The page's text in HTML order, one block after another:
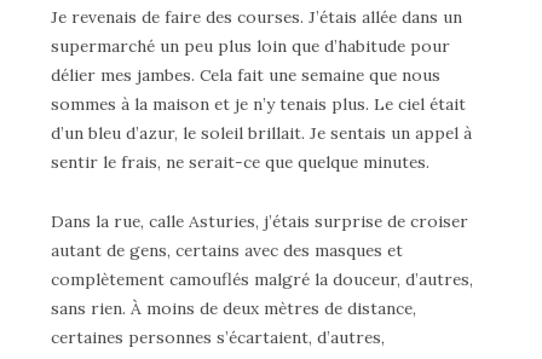
Je revenais de faire des courses. J’étais allée dans un
supermarché un peu plus loin que d’habitude pour
délier mes jambes. Cela fait une semaine que nous
sommes à la maison et je n’y tenais plus. Le ciel était
d’un bleu d’azur, le soleil brillait. Je sentais un appel à
sentir le frais, ne serait-ce que quelque minutes.
Dans la rue, calle Asturies, j’étais surprise de croiser
autant de gens, certains avec des masques et
complètement camouflés malgré la douceur, d’autres,
sans rien. À moins de deux mètres de distance,
certaines personnes s’écartaient, d’autres,